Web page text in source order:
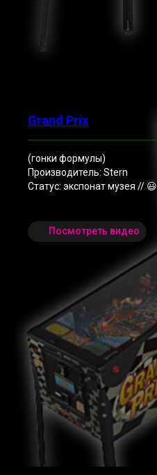
Grand Prix
(гонки формулы)
Производитель: Stern
Статус: экспонат музея // 😃
Посмотреть видео